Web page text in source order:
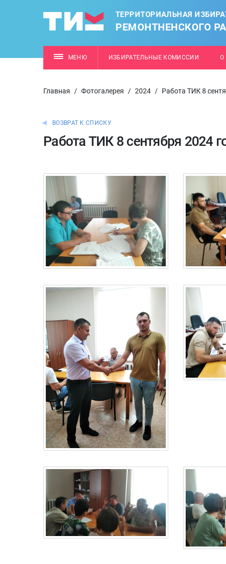
ТЕРРИТОРИАЛЬНАЯ
РЕМОНТНЕНСКОГО
МЕНЮ ИЗБИРАТЕЛЬНЫЕ КОМИССИИ О
Главная / Фотогалерея / 2024 / Работа ТИК 8
ВОЗВРАТ К СПИСКУ
Работа ТИК 8 сентября 2024